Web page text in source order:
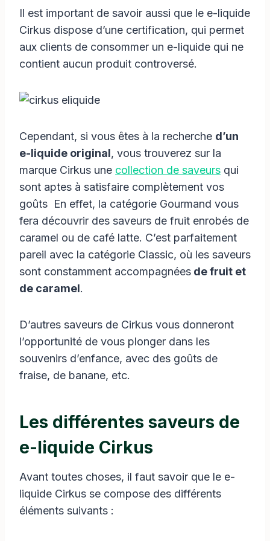
Il est important de savoir aussi que le e-liquide
Cirkus dispose d’une certification, qui permet
aux clients de consommer un e-liquide qui ne
contient aucun produit controversé.
Cependant, si vous êtes à la recherche d’un
e-liquide original, vous trouverez sur la
marque Cirkus une collection de saveurs qui
sont aptes à satisfaire complètement vos
goûts En effet, la catégorie Gourmand vous
fera découvrir des saveurs de fruit enrobés de
caramel ou de café latte. C’est parfaitement
pareil avec la catégorie Classic, où les saveurs
sont constamment accompagnées de fruit et
de caramel.
D’autres saveurs de Cirkus vous donneront
l’opportunité de vous plonger dans les
souvenirs d’enfance, avec des goûts de
fraise, de banane, etc.
Les différentes saveurs de
e-liquide Cirkus
Avant toutes choses, il faut savoir que le e-
liquide Cirkus se compose des différents
éléments suivants :